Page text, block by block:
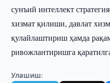
сунъий интеллект
хизмат қилиши, давлат
қулайлаштириш ҳамда
ривожлантиришга
Улашиш: